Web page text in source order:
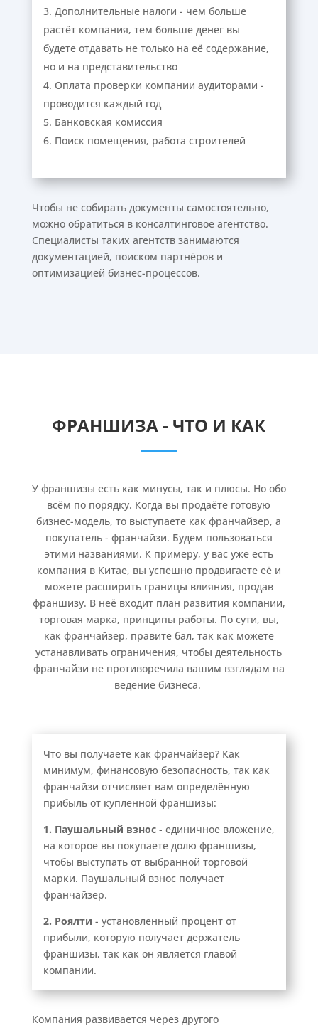
Дополнительные налоги - чем больше
растёт компания, тем больше денег вы
будете отдавать не только на её содержание,
но и на представительство
Оплата проверки компании аудиторами -
проводится каждый год
Банковская комиссия
Поиск помещения, работа строителей
Чтобы не собирать документы самостоятельно,
можно обратиться в консалтинговое агентство.
Специалисты таких агентств занимаются
документацией, поиском партнёров и
оптимизацией бизнес-процессов.
ФРАНШИЗА - ЧТО И КАК
У франшизы есть как минусы, так и плюсы. Но обо
всём по порядку. Когда вы продаёте готовую
бизнес-модель, то выступаете как франчайзер, а
покупатель - франчайзи. Будем пользоваться
этими названиями. К примеру, у вас уже есть
компания в Китае, вы успешно продвигаете её и
можете расширить границы влияния, продав
франшизу. В неё входит план развития компании,
торговая марка, принципы работы. По сути, вы,
как франчайзер, правите бал, так как можете
устанавливать ограничения, чтобы деятельность
франчайзи не противоречила вашим взглядам на
ведение бизнеса.
Что вы получаете как франчайзер? Как
минимум, финансовую безопасность, так как
франчайзи отчисляет вам определённую
прибыль от купленной франшизы:
1. Паушальный взнос- единичное вложение,
на которое вы покупаете долю франшизы,
чтобы выступать от выбранной торговой
марки. Паушальный взнос получает
франчайзер.
2. Роялти - установленный процент от
прибыли, которую получает держатель
франшизы, так как он является главой
компании.
Компания развивается через другого